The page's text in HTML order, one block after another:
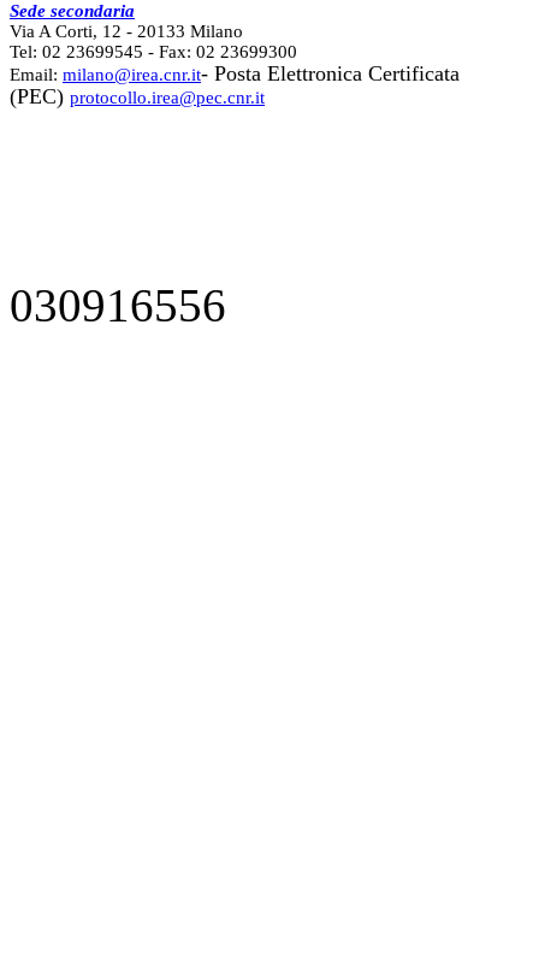
Sede secondaria
Via A Corti, 12 - 20133 Milano
Tel: 02 23699545 - Fax: 02 23699300
Email: milano@irea.cnr.it- Posta Elettronica Certificata
(PEC) protocollo.irea@pec.cnr.it
030916556